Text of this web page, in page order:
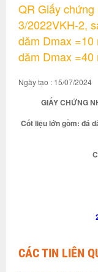
QR Giấy
3/2022VKH-2,
dăm Dmax
dăm Dmax =40
Ngày tạo : 15/07/2024
GIẤY CHỨNG
Cốt liệu lớn gồm: đá
CÁC TIN LIÊN